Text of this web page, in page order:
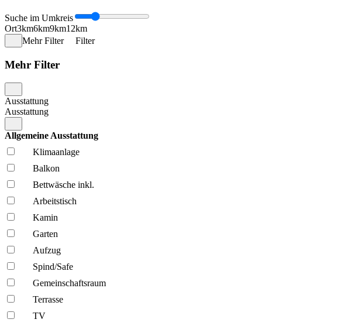
Suche im Umkreis
Ort3km6km9km12km
Mehr Filter
Filter
Mehr Filter
Ausstattung
Ausstattung
Allgemeine Ausstattung
Klima­anlage
Balkon
Bettwäsche inkl.
Arbeitstisch
Kamin
Garten
Aufzug
Spind/Safe
Gemeinschafts­raum
Terrasse
TV